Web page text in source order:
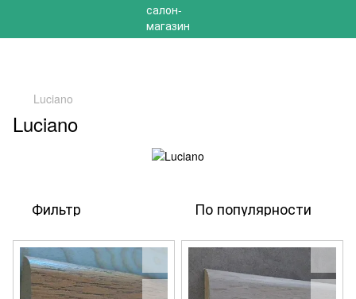
Luciano
Luciano
Фильтр По популярности